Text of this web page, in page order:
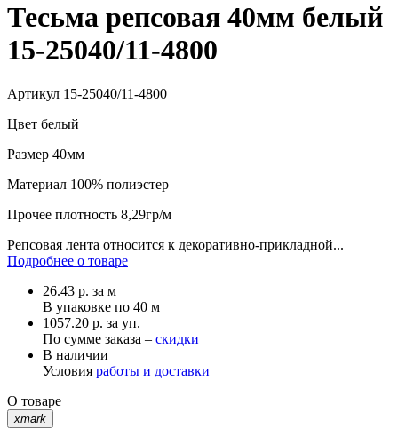
Тесьма репсовая 40мм белый
15-25040/11-4800
Артикул 15-25040/11-4800
Цвет белый
Размер 40мм
Материал 100% полиэстер
Прочее плотность 8,29гр/м
Репсовая лента относится к декоративно-прикладной...
Подробнее о товаре
26.43 р. за м
В упаковке по 40 м
1057.20 р. за уп.
По сумме заказа – скидки
В наличии
Условия работы и доставки
О товаре
xmark